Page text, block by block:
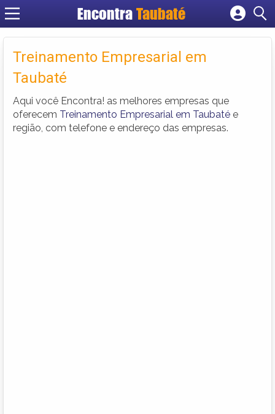
EncontraTaubaté
Cadastrar empresa
Criar conta
Treinamento Empresarial em
Taubaté
Aqui você Encontra! as melhores empresas que
oferecem Treinamento Empresarial em Taubaté e
região, com telefone e endereço das empresas.